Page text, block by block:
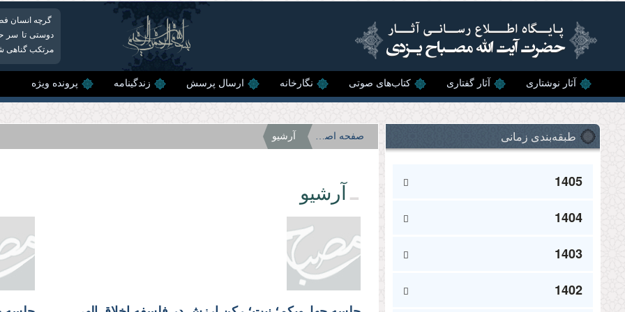
گرچه انسان
دوستی تا سر
مرتکب گناهی
آثار نوشتاری آثار گفتاری کتاب‌های صوتی نگارخانه ارسال پرسش زندگینامه پرونده ویژه
طبقه‌بندی زمانی
1405
1404
1403
1402
صفحه اصلی آرشیو
آرشیو